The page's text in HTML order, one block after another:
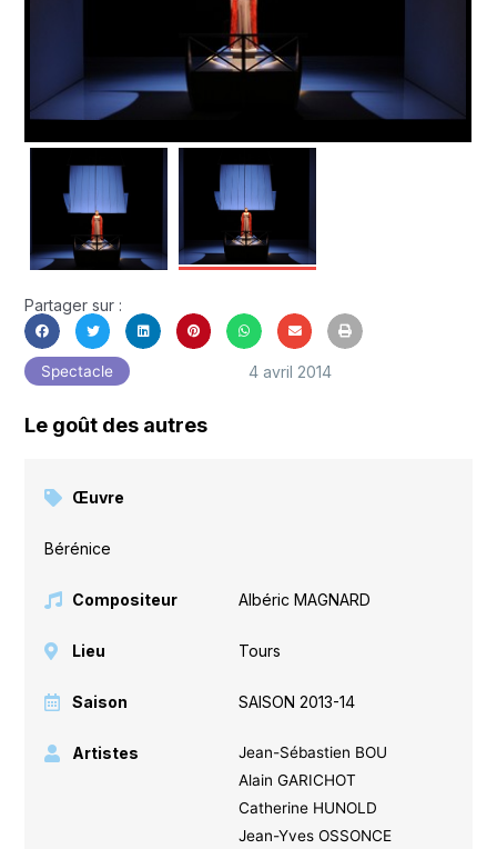
Partager sur :
Spectacle 4 avril 2014
Le goût des autres
Œuvre
Bérénice
Compositeur Albéric MAGNARD
Lieu Tours
Saison SAISON 2013-14
Artistes
Jean-Sébastien BOU
Alain GARICHOT
Catherine HUNOLD
Jean-Yves OSSONCE